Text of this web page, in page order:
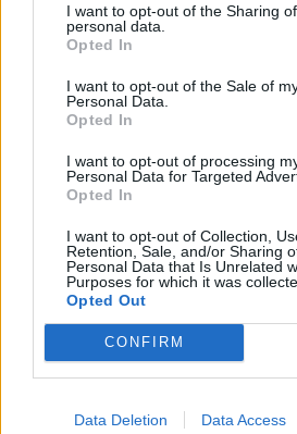
I want to opt-out of the Sharing
personal data.
Opted In
I want to opt-out of the Sale of
Personal Data.
Opted In
I want to opt-out of processing
Personal Data for Targeted
Opted In
I want to opt-out of Collection,
Retention, Sale, and/or Sharing
Personal Data that Is Unrelated
Purposes for which it was
Opted Out
CONFIRM
Data Deletion Data Access
Artigo anterior
Urgência Obstétrica, Bloco de
Obstetrícia e Ginecologia
passam a funcionar no
pavilhão 5 do Hospital da
Guarda
Artigos Relacionados
Incêndio florestal
07/08/2026
Feira de São